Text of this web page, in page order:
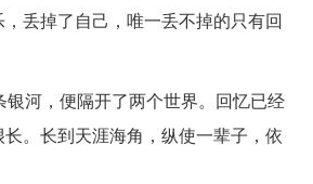
丢掉了自己，唯一丢不掉的只有回
河，便隔开了两个世界。回忆已经
。长到天涯海角，纵使一辈子，依